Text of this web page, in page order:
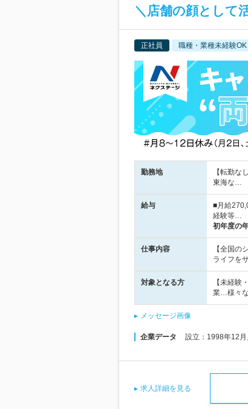
＼店舗の顔として
正社員 職種・業種未経験OK
勤務地
【転勤な
東海な…
給与
■月給
経験等…
初年度の
仕事内容
【全国の
ライフを
対象となる方
【未経
業…様々な
メッセージ画像
企業データ 設立：1998年12
求人詳細を見る